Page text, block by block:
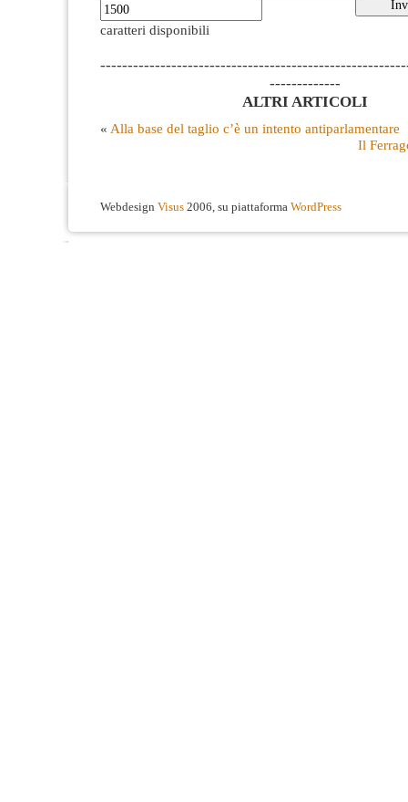
caratteri disponibili
-------------
ALTRI ARTICOLI
« Alla base del taglio c’è un intento antiparlamentare
Il
Webdesign Visus 2006, su piattaforma WordPress